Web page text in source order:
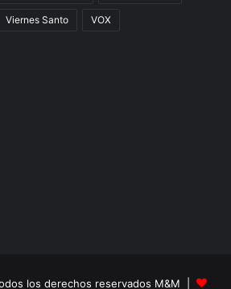
Viernes Santo VOX
los derechos reservados M&M |